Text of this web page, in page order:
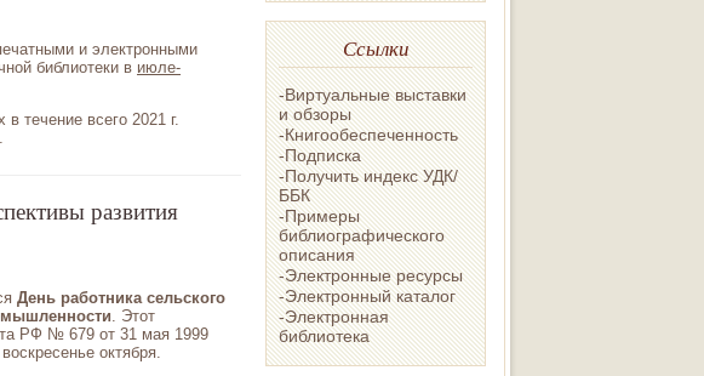
и электронными
библиотеки в июле-
течение всего 2021 г.
развития
День работника сельского
. Этот
РФ № 679 от 31 мая 1999
октября.
Ссылки
-Виртуальные выставки
и обзоры
-Книгообеспеченность
-Подписка
-Получить индекс УДК/
ББК
-Примеры
библиографического
описания
-Электронные ресурсы
-Электронный каталог
-Электронная
библиотека